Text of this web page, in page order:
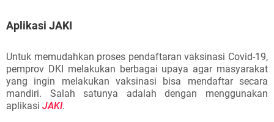
Aplikasi JAKI
Untuk memudahkan proses pendaftaran vaksinasi Covid-19,
pemprov DKI melakukan berbagai upaya agar masyarakat
yang ingin melakukan vaksinasi bisa mendaftar secara
mandiri. Salah satunya adalah dengan menggunakan
aplikasi JAKI.